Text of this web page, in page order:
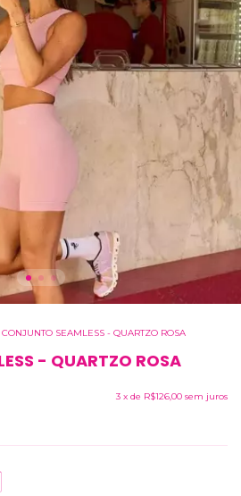
CONJUNTO SEAMLESS - QUARTZO ROSA
- QUARTZO ROSA
3 x de R$126,00 sem juros